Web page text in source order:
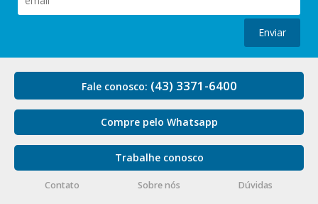
Enviar
Fale conosco: (43) 3371-6400
Compre pelo Whatsapp
Trabalhe conosco
Contato Sobre nós Dúvidas